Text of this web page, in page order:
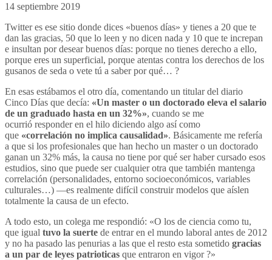
14 septiembre 2019
Twitter es ese sitio donde dices «buenos días» y tienes a 20 que te
dan las gracias, 50 que lo leen y no dicen nada y 10 que te increpan
e insultan por desear buenos días: porque no tienes derecho a ello,
porque eres un superficial, porque atentas contra los derechos de los
gusanos de seda o vete tú a saber por qué… ?
En esas estábamos el otro día, comentando un titular del diario
Cinco Días que decía: «Un master o un doctorado eleva el salario
de un graduado hasta en un 32%», cuando se me
ocurrió responder en el hilo diciendo algo así como
que «correlación no implica causalidad». Básicamente me refería
a que si los profesionales que han hecho un master o un doctorado
ganan un 32% más, la causa no tiene por qué ser haber cursado esos
estudios, sino que puede ser cualquier otra que también mantenga
correlación (personalidades, entorno socioeconómicos, variables
culturales…) —es realmente difícil construir modelos que aíslen
totalmente la causa de un efecto.
A todo esto, un colega me respondió: «O los de ciencia como tu,
que igual tuvo la suerte de entrar en el mundo laboral antes de 2012
y no ha pasado las penurias a las que el resto esta sometido gracias
a un par de leyes patrioticas que entraron en vigor ?»